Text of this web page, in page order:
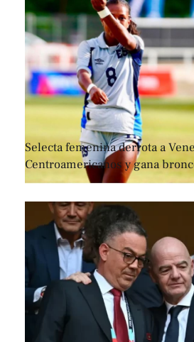
Selecta femenina derrota a
Centroamericanos y gana